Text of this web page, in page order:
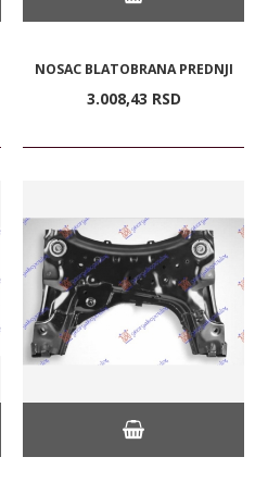
NOSAC BLATOBRANA PREDNJI
3.008,43 RSD